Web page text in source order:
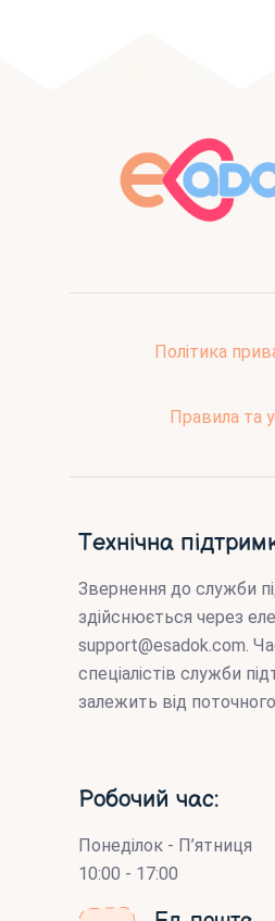
Політика
Правила та
Технічна
Звернення до служби
здійснюється через
support@esadok.com.
спеціалістів служби
залежить від
Робочий час:
Понеділок - П’ятниця
10:00 - 17:00